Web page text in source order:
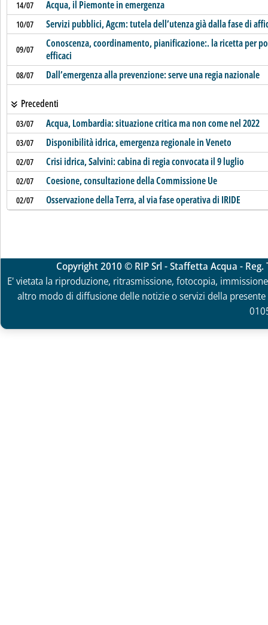
14/07 Acqua, il Piemonte in emergenza
10/07 Servizi pubblici, Agcm: tutela dell’utenza già dalla fase di
09/07
Conoscenza, coordinamento, pianificazione:. la ricetta per
efficaci
08/07 Dall’emergenza alla prevenzione: serve una regia nazionale
Precedenti
03/07 Acqua, Lombardia: situazione critica ma non come nel 2022
03/07 Disponibilità idrica, emergenza regionale in Veneto
02/07 Crisi idrica, Salvini: cabina di regia convocata il 9 luglio
02/07 Coesione, consultazione della Commissione Ue
02/07 Osservazione della Terra, al via fase operativa di IRIDE
Copyright 2010 © RIP Srl - Staffetta Acqua -
E' vietata la riproduzione, ritrasmissione, fotocopia,
altro modo di diffusione delle notizie o servizi della